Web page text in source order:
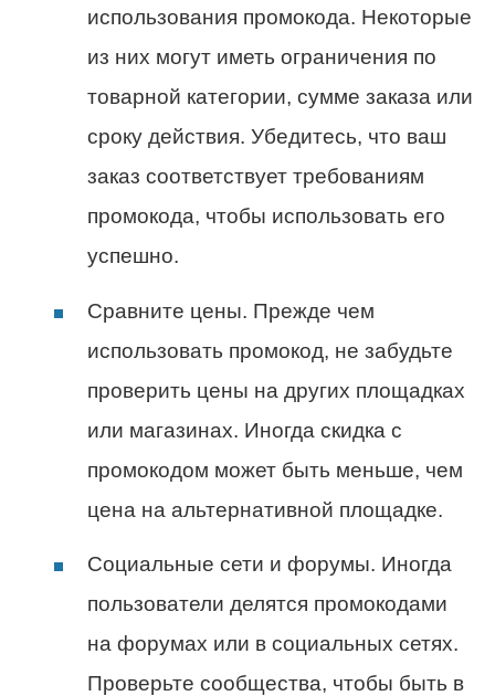
использования промокода. Некоторые
из них могут иметь ограничения по
товарной категории, сумме заказа или
сроку действия. Убедитесь, что ваш
заказ соответствует требованиям
промокода, чтобы использовать его
успешно.
Сравните цены. Прежде чем
использовать промокод, не забудьте
проверить цены на других площадках
или магазинах. Иногда скидка с
промокодом может быть меньше, чем
цена на альтернативной площадке.
Социальные сети и форумы. Иногда
пользователи делятся промокодами
на форумах или в социальных сетях.
Проверьте сообщества, чтобы быть в